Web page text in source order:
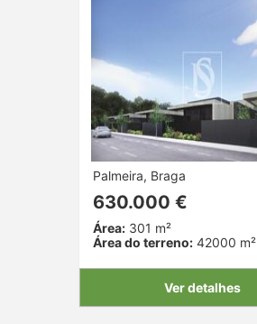
Palmeira, Braga
630.000 €
Área:301 m²
Área do terreno:42000 m²
Ver detalhes